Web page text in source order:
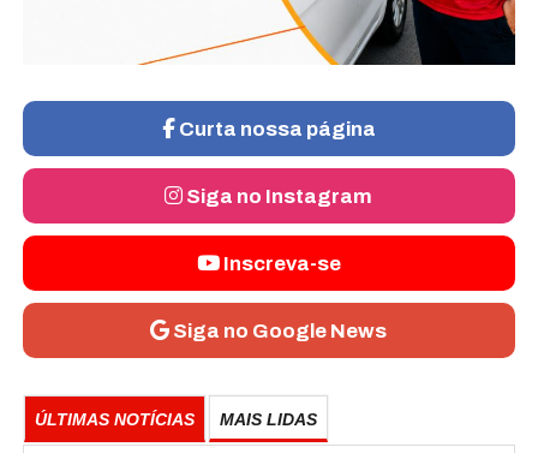
Curta nossa página
Siga no Instagram
Inscreva-se
Siga no Google News
ÚLTIMAS NOTÍCIAS MAIS LIDAS